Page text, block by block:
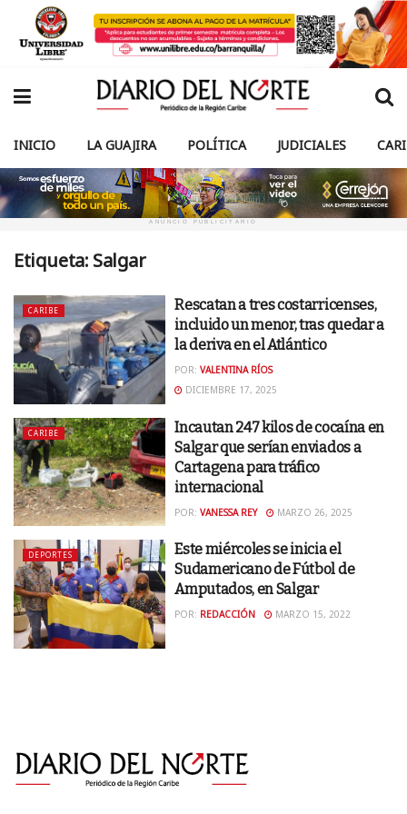
INICIO LA GUAJIRA POLÍTICA JUDICIALES
ANUNCIO PUBLICITARIO
Etiqueta: Salgar
CARIBE
Rescatan a tres costarricenses,
incluido un menor, tras quedar a
la deriva en el Atlántico
POR: VALENTINA RÍOS
DICIEMBRE 17, 2025
CARIBE
Incautan 247 kilos de cocaína en
Salgar que serían enviados a
Cartagena para tráfico
internacional
POR: VANESSA REY MARZO 26, 2025
DEPORTES
Este miércoles se inicia el
Sudamericano de Fútbol de
Amputados, en Salgar
POR: REDACCIÓN MARZO 15, 2022